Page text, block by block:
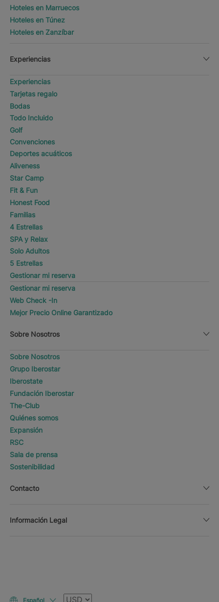
Hoteles en Marruecos
Hoteles en Túnez
Hoteles en Zanzíbar
Experiencias
Experiencias
Tarjetas regalo
Bodas
Todo Incluido
Golf
Convenciones
Deportes acuáticos
Aliveness
Star Camp
Fit & Fun
Honest Food
Familias
4 Estrellas
SPA y Relax
Solo Adultos
5 Estrellas
Gestionar mi reserva
Gestionar mi reserva
Web Check -In
Mejor Precio Online Garantizado
Sobre Nosotros
Sobre Nosotros
Grupo Iberostar
Iberostate
Fundación Iberostar
The-Club
Quiénes somos
Expansión
RSC
Sala de prensa
Sostenibilidad
Contacto
Información Legal
Español Moneda